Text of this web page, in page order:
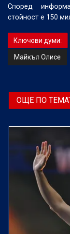
Според
стойност е 150
Ключови думи:
Майкъл Олисе
ОЩЕ ПО